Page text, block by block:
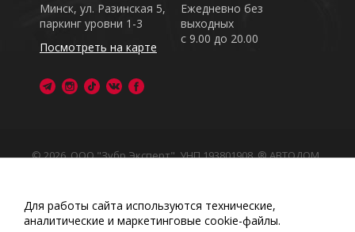
Ежедневно без
выходных
с 9.00 до 20.00
Минск, ул. Разинская 5,
паркинг уровни 1-3
Посмотреть на карте
© 2026, ООО "Зубр Эксперт", УНП 193801908. ® АВТОДОМ
Обращаем Ваше внимание на то, что данный интернет-
сайт носит исключительно информационный характер
Любое использование либо копирование материалов
Для работы сайта используются технические,
аналитические и маркетинговые сооkіе-файлы.